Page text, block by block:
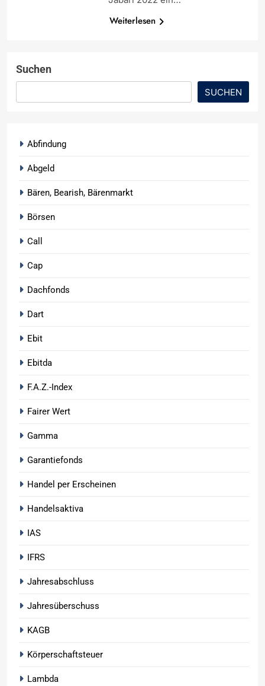
Weiterlesen
Suchen
SUCHEN
Abfindung
Abgeld
Bären, Bearish, Bärenmarkt
Börsen
Call
Cap
Dachfonds
Dart
Ebit
Ebitda
F.A.Z.-Index
Fairer Wert
Gamma
Garantiefonds
Handel per Erscheinen
Handelsaktiva
IAS
IFRS
Jahresabschluss
Jahresüberschuss
KAGB
Körperschaftsteuer
Lambda